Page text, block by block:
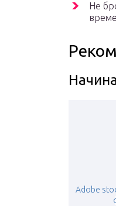
Не
Adobe